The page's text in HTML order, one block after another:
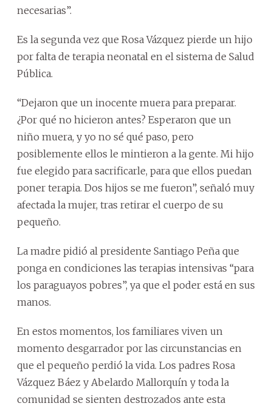
necesarias”.
Es la segunda vez que Rosa Vázquez pierde un hijo
por falta de terapia neonatal en el sistema de Salud
Pública.
“Dejaron que un inocente muera para preparar.
¿Por qué no hicieron antes? Esperaron que un
niño muera, y yo no sé qué paso, pero
posiblemente ellos le mintieron a la gente. Mi hijo
fue elegido para sacrificarle, para que ellos puedan
poner terapia. Dos hijos se me fueron”, señaló muy
afectada la mujer, tras retirar el cuerpo de su
pequeño.
La madre pidió al presidente Santiago Peña que
ponga en condiciones las terapias intensivas “para
los paraguayos pobres”, ya que el poder está en sus
manos.
En estos momentos, los familiares viven un
momento desgarrador por las circunstancias en
que el pequeño perdió la vida. Los padres Rosa
Vázquez Báez y Abelardo Mallorquín y toda la
comunidad se sienten destrozados ante esta